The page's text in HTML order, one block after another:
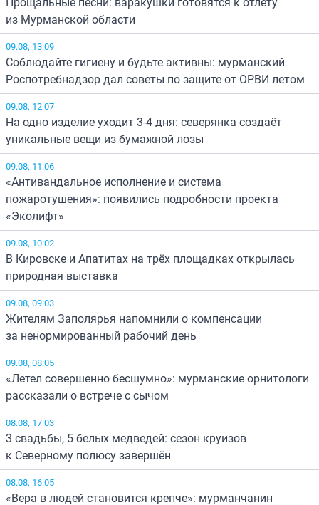
из Мурманской области
09.08, 13:09
Соблюдайте гигиену и будьте активны: мурманский
Роспотребнадзор дал советы по защите от ОРВИ летом
09.08, 12:07
На одно изделие уходит 3-4 дня: северянка создаёт
уникальные вещи из бумажной лозы
09.08, 11:06
«Антивандальное исполнение и система
пожаротушения»: появились подробности проекта
«Эколифт»
09.08, 10:02
В Кировске и Апатитах на трёх площадках открылась
природная выставка
09.08, 09:03
Жителям Заполярья напомнили о компенсации
за ненормированный рабочий день
09.08, 08:05
«Летел совершенно бесшумно»: мурманские орнитологи
рассказали о встрече с сычом
08.08, 17:03
3 свадьбы, 5 белых медведей: сезон круизов
к Северному полюсу завершён
08.08, 16:05
«Вера в людей становится крепче»: мурманчанин